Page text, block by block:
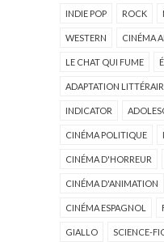
INDIE POP ROCK
WESTERN CINÉMA
LE CHAT QUI FUME
ADAPTATION
INDICATOR
CINÉMA POLITIQUE
CINÉMA D'HORREUR
CINÉMA D'ANIMATION
CINÉMA ESPAGNOL
GIALLO SCIENCE-